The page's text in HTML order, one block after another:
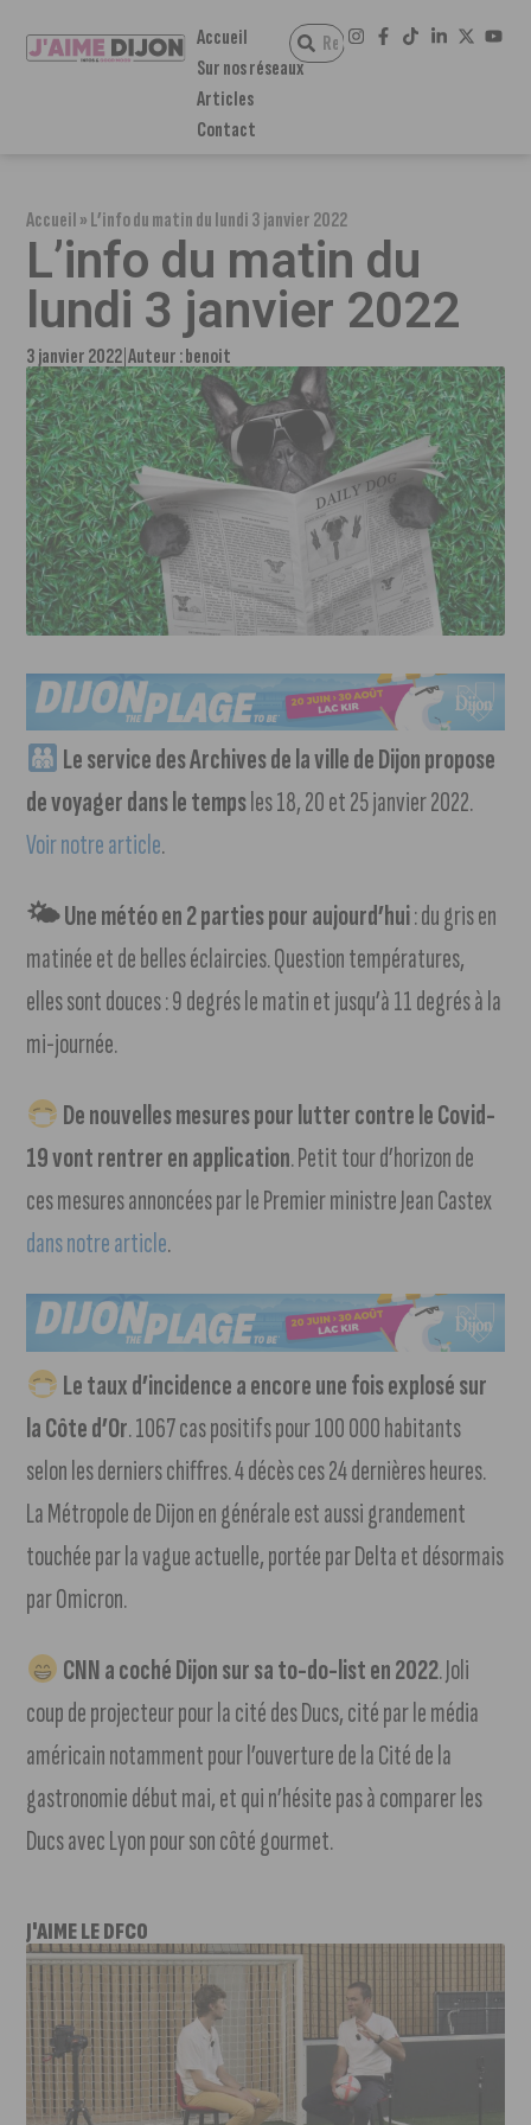
Accueil
Sur nos réseaux
Articles
Contact
Accueil»L’info du matin du lundi 3 janvier 2022
L’info du matin du
lundi 3 janvier 2022
3 janvier 2022 Auteur :benoit
Le service des Archives de la ville de Dijon propose
de voyager dans le tempsles 18, 20 et 25 janvier 2022.
Voir notre article.
🌤 Une météo en 2 parties pour aujourd’hui: du gris en
matinée et de belles éclaircies. Question températures,
elles sont douces : 9 degrés le matin et jusqu’à 11 degrés à la
mi-journée.
De nouvelles mesures pour lutter contre le Covid-
19 vont rentrer en application. Petit tour d’horizon de
ces mesures annoncées par le Premier ministre Jean Castex
dans notre article.
Le taux d’incidence a encore une fois explosé sur
la Côte d’Or. 1067 cas positifs pour 100 000 habitants
selon les derniers chiffres. 4 décès ces 24 dernières heures.
La Métropole de Dijon en générale est aussi grandement
touchée par la vague actuelle, portée par Delta et désormais
par Omicron.
CNN a coché Dijon sur sa to-do-list en 2022. Joli
coup de projecteur pour la cité des Ducs, cité par le média
américain notamment pour l’ouverture de la Cité de la
gastronomie début mai, et qui n’hésite pas à comparer les
Ducs avec Lyon pour son côté gourmet.
J'AIME LE DFCO